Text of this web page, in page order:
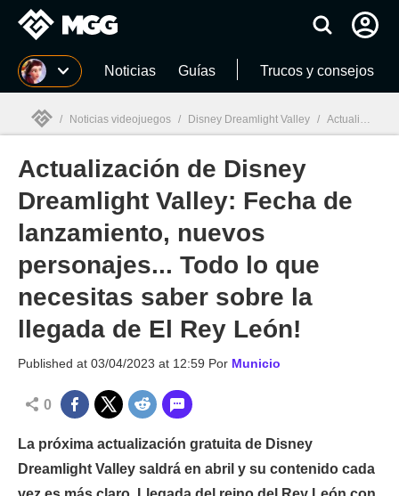
MGG Noticias Guías Trucos y consejos
MGG
/ Noticias videojuegos / Disney Dreamlight Valley / Actualización de Disney Dreamlight Valley: Fecha de lanzamiento, nuevos personajes... Todo lo que necesitas saber sobre la llegada de El Rey León!
Actualización de Disney
Dreamlight Valley: Fecha de
lanzamiento, nuevos
personajes... Todo lo que
necesitas saber sobre la
llegada de El Rey León!
Published at 03/04/2023 at 12:59 Por Municio
0
La próxima actualización gratuita de Disney
Dreamlight Valley saldrá en abril y su contenido cada